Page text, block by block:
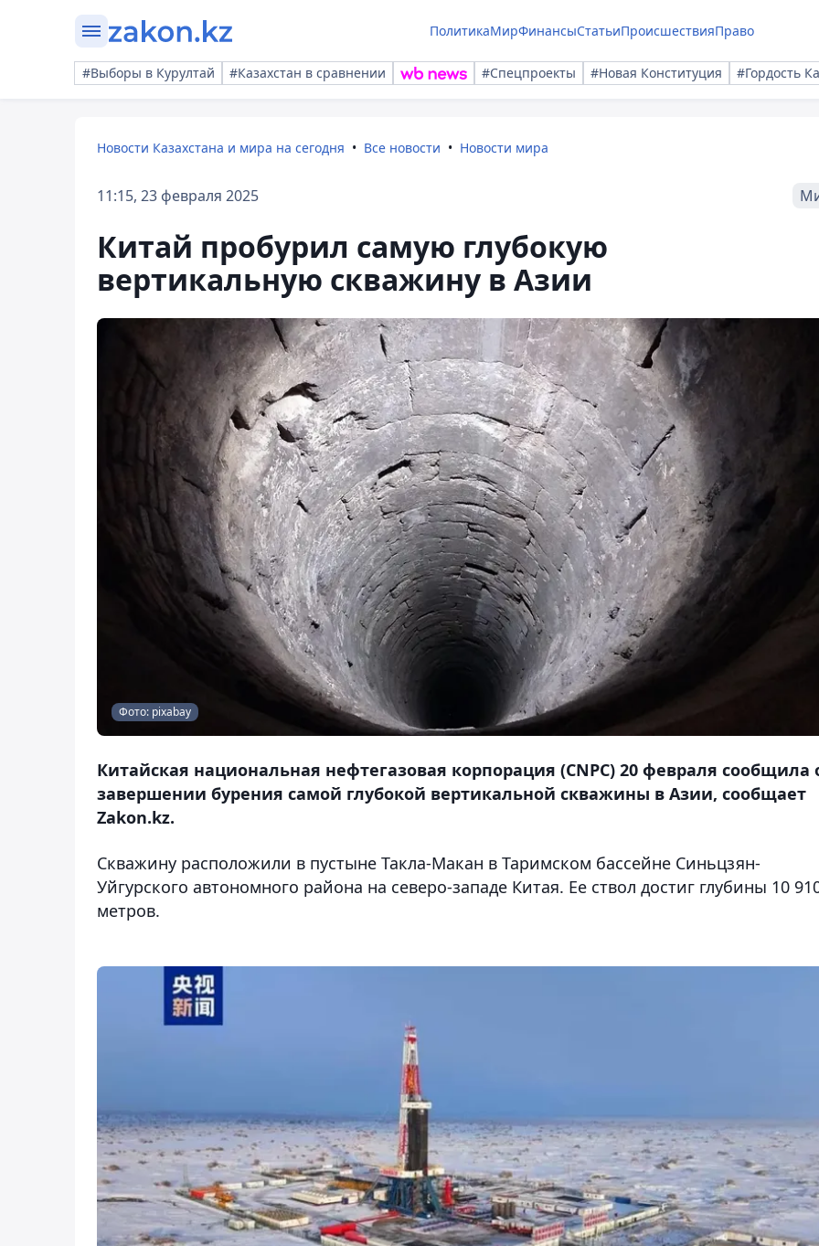
ПолитикаМирФинансыСтатьиПроисшествияПраво
#Выборы в Курултай #Казахстан в сравнении #Спецпроекты #Новая Конституция #Гордость
Новости Казахстана и мира на сегодня Все новости Новости мира
11:15, 23 февраля 2025
Китай пробурил самую глубокую
вертикальную скважину в Азии
Фото: pixabay
Китайская национальная нефтегазовая корпорация (CNPC) 20 февраля сообщила
завершении бурения самой глубокой вертикальной скважины в Азии, сообщает
Zakon.kz.
Скважину расположили в пустыне Такла-Макан в Таримском бассейне Синьцзян-
Уйгурского автономного района на северо-западе Китая. Ее ствол достиг глубины 10
метров.